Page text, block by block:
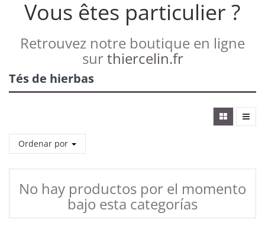
Vous êtes particulier ?
Retrouvez notre boutique en ligne
surthiercelin.fr
Tés de hierbas
Ordenar por
No hay productos por el momento
bajo esta categorías